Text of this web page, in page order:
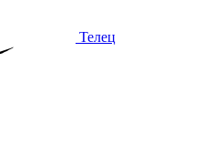
Телец